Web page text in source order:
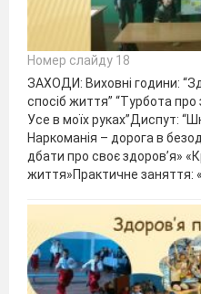
Номер слайду 18
ЗАХОДИ: Виховні години:
спосіб життя” “Турбота про
Усе в моїх руках”Диспут:
Наркоманія – дорога в
дбати про своє здоров’я»
життя»Практичне заняття: